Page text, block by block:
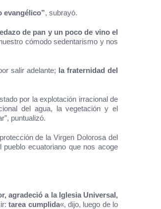
evangélico”, subrayó.
de pan y un poco de vino el
cómodo sedentarismo y nos
salir adelante; la fraternidad del
por la explotación irracional de
del agua, la vegetación y el
puntualizó.
de la Virgen Dolorosa del
ecuatoriano que nos acoge
agradeció a la Iglesia Universal,
tarea cumplida«, dijo, luego de lo